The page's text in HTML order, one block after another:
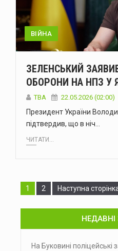
ВІЙНА
ЗЕЛЕНСЬКИЙ
ОБОРОНИ НА НПЗ У
ТВА 22.05.2026 (02:00)
Президент України
підтвердив, що в ніч…
ЧИТАТИ...
Сторінка
1 Сторінка
2 Наступна
На Буковині поліцейські